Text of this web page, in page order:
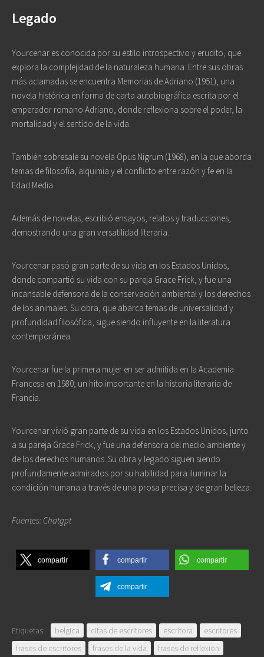
Legado
Yourcenar es conocida por su estilo introspectivo y erudito, que
explora la complejidad de la naturaleza humana. Entre sus obras
más aclamadas se encuentra Memorias de Adriano (1951), una
novela histórica en forma de carta autobiográfica escrita por el
emperador romano Adriano, donde reflexiona sobre el poder, la
mortalidad y el sentido de la vida.
También sobresale su novela Opus Nigrum (1968), en la que aborda
temas de filosofía, alquimia y el conflicto entre razón y fe en la
Edad Media.
Además de novelas, escribió ensayos, relatos y traducciones,
demostrando una gran versatilidad literaria.
Yourcenar pasó gran parte de su vida en los Estados Unidos,
donde compartió su vida con su pareja Grace Frick, y fue una
incansable defensora de la conservación ambiental y los derechos
de los animales. Su obra, que abarca temas de universalidad y
profundidad filosófica, sigue siendo influyente en la literatura
contemporánea.
Yourcenar fue la primera mujer en ser admitida en la Academia
Francesa en 1980, un hito importante en la historia literaria de
Francia.
Yourcenar vivió gran parte de su vida en los Estados Unidos, junto
a su pareja Grace Frick, y fue una defensora del medio ambiente y
de los derechos humanos. Su obra y legado siguen siendo
profundamente admirados por su habilidad para iluminar la
condición humana a través de una prosa precisa y de gran belleza.
Fuentes: Chatgpt
compartir compartir compartir
compartir
Etiquetas: belgica citas de escritores escritora
escritores
frases de escritores
frases de la vida frases de reflexión